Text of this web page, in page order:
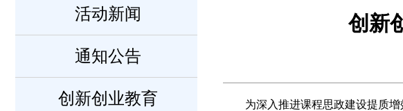
活动新闻
通知公告
创新创业教育
创新
为深入推进课程思政建设提质增